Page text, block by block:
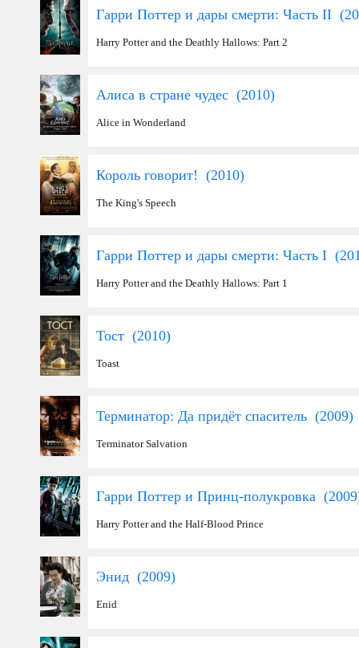
Гарри Поттер и дары смерти: Часть II (
Harry Potter and the Deathly Hallows: Part 2
Алиса в стране чудес (2010)
Alice in Wonderland
Король говорит! (2010)
The King's Speech
Гарри Поттер и дары смерти: Часть I (
Harry Potter and the Deathly Hallows: Part 1
Тост (2010)
Toast
Терминатор: Да придёт спаситель (2009)
Terminator Salvation
Гарри Поттер и Принц-полукровка (2009
Harry Potter and the Half-Blood Prince
Энид (2009)
Enid